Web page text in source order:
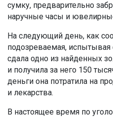
сумку, предварительно
наручные часы и
На следующий день, как
подозреваемая,
сдала одно из найденных
и получила за него 150
деньги она потратила на
и лекарства.
В настоящее время по